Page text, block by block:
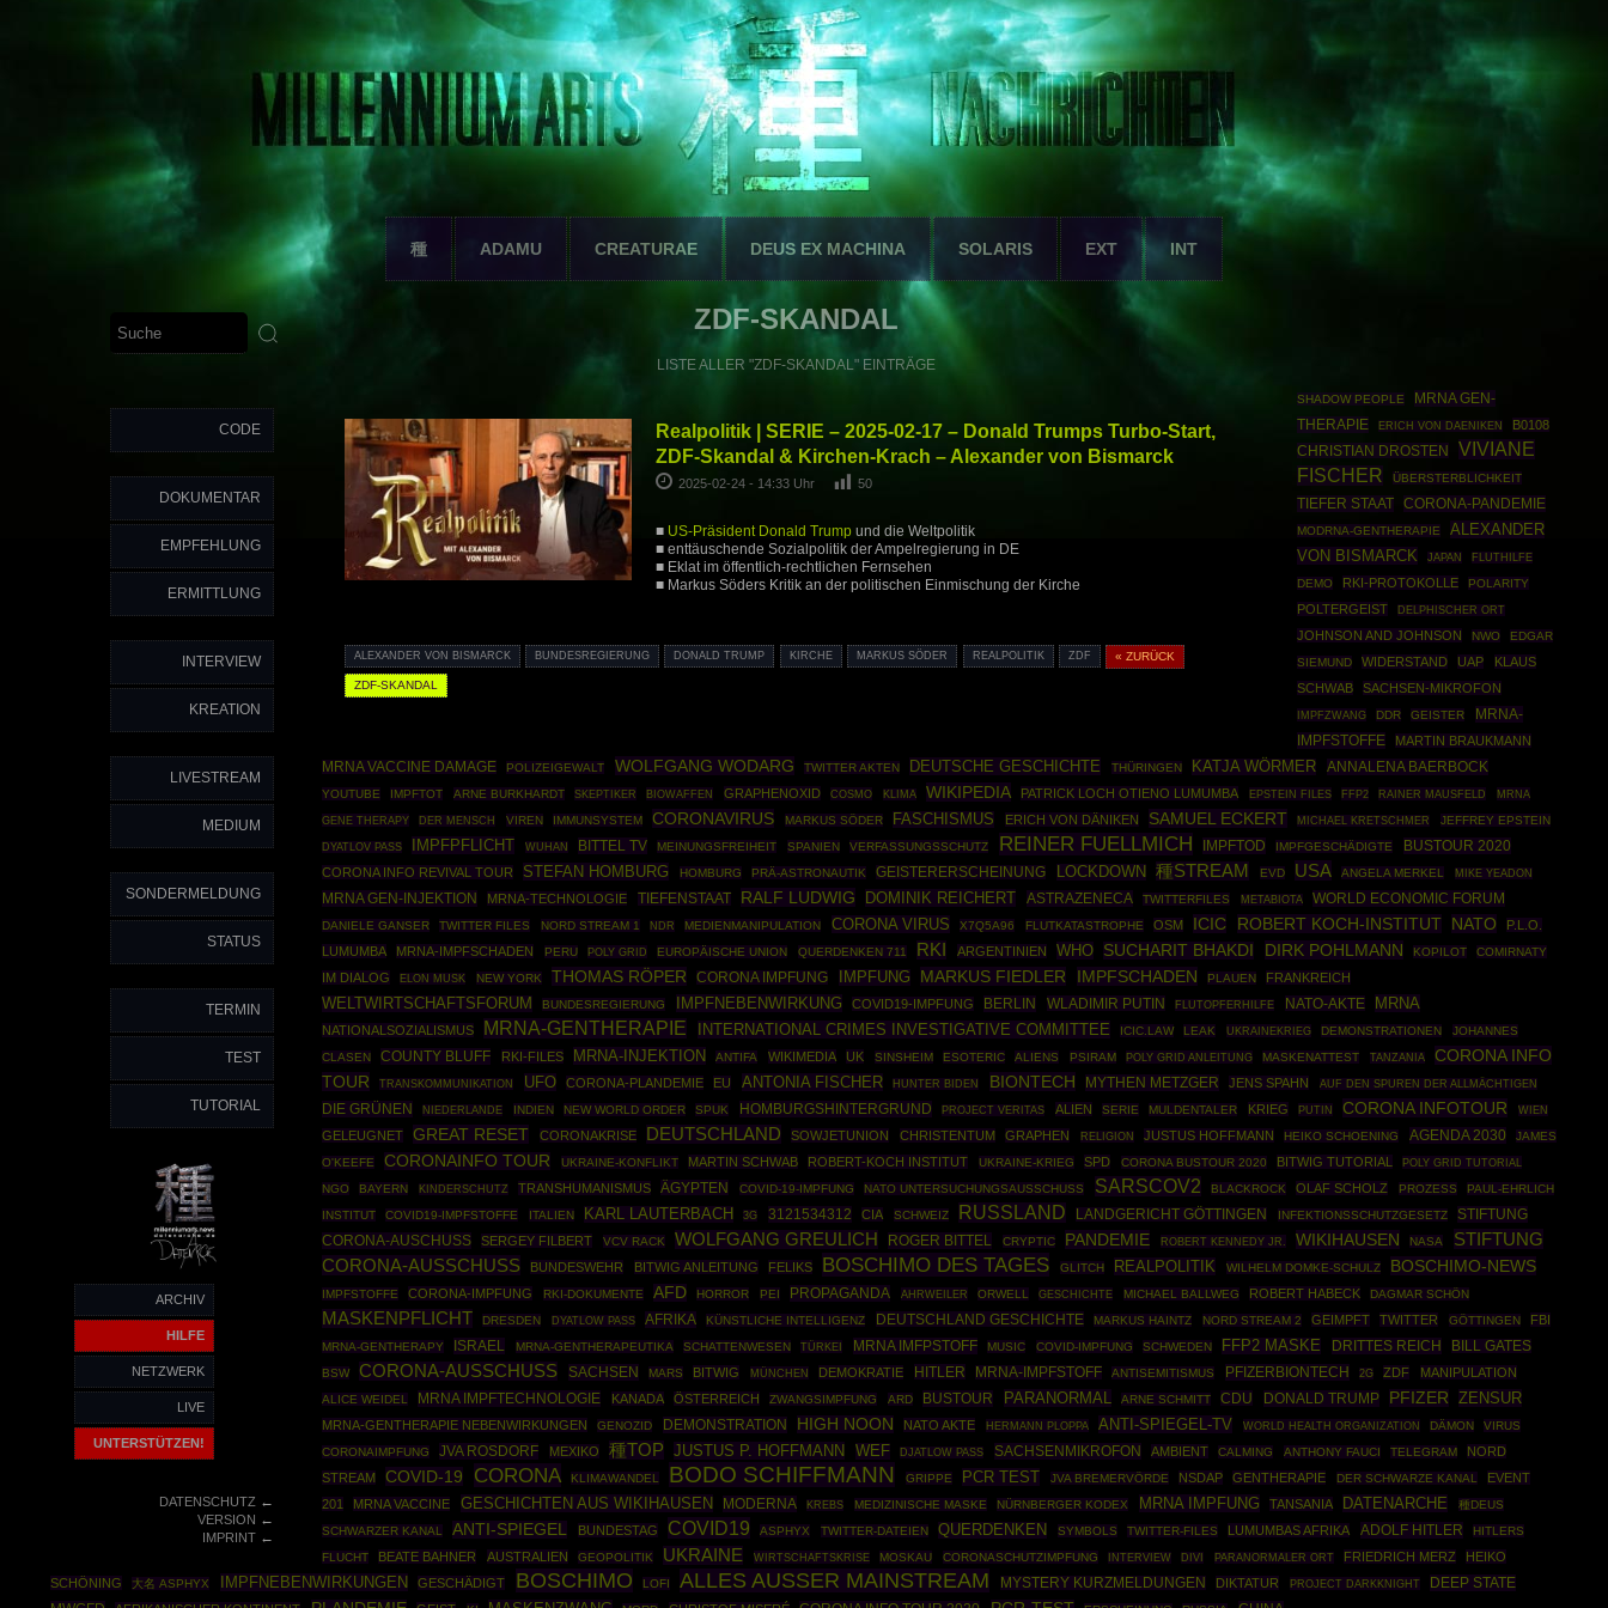
種 ADAMU CREATURAE DEUS EX MACHINA SOLARIS EXT INT
CODE
DOKUMENTAR
EMPFEHLUNG
ERMITTLUNG
INTERVIEW
KREATION
LIVESTREAM
MEDIUM
SONDERMELDUNG
STATUS
TERMIN
TEST
TUTORIAL
ARCHIV
HILFE
NETZWERK
LIVE
UNTERSTÜTZEN!
DATENSCHUTZ←
VERSION ←
IMPRINT←
ZDF-SKANDAL
LISTE ALLER "ZDF-SKANDAL" EINTRÄGE
Realpolitik | SERIE – 2025-02-17 – Donald Trumps Turbo-Start,
ZDF-Skandal & Kirchen-Krach – Alexander von Bismarck
2025-02-24 - 14:33 Uhr 50
■ US-Präsident Donald Trumpund die Weltpolitik
■ enttäuschende Sozialpolitik der Ampelregierung in DE
■ Eklat im öffentlich-rechtlichen Fernsehen
■ Markus Söders Kritik an der politischen Einmischung der Kirche
ALEXANDER VON BISMARCK BUNDESREGIERUNG DONALD TRUMP KIRCHE MARKUS SÖDER REALPOLITIK ZDF « ZURÜCK
ZDF-SKANDAL
SHADOW PEOPLE
MRNA GEN-
THERAPIE
ERICH VON DAENIKEN B0108
CHRISTIAN DROSTEN
VIVIANE
FISCHER
ÜBERSTERBLICHKEIT
TIEFER STAAT CORONA-PANDEMIE
MODRNA-GENTHERAPIE
ALEXANDER
VON BISMARCK
JAPAN FLUTHILFE
DEMO RKI-PROTOKOLLE POLARITY
POLTERGEIST DELPHISCHER ORT
JOHNSON AND JOHNSON NWO
EDGAR
SIEMUND
WIDERSTAND UAP
KLAUS
SCHWAB
SACHSEN-MIKROFON
IMPFZWANG DDR GEISTER
MRNA-
IMPFSTOFFE
MARTIN BRAUKMANN
MRNA VACCINE DAMAGE
POLIZEIGEWALT WOLFGANG WODARG TWITTER AKTEN DEUTSCHE GESCHICHTE THÜRINGEN KATJA WÖRMER ANNALENA BAERBOCK
YOUTUBE IMPFTOT ARNE BURKHARDT SKEPTIKER BIOWAFFEN GRAPHENOXID COSMO KLIMA WIKIPEDIA PATRICK LOCH OTIENO LUMUMBA EPSTEIN FILES FFP2 RAINER MAUSFELD
MRNA
GENE THERAPY
DER MENSCH VIREN IMMUNSYSTEM CORONAVIRUS MARKUS SÖDER FASCHISMUS ERICH VON DÄNIKEN SAMUEL ECKERT MICHAEL KRETSCHMER JEFFREY EPSTEIN
DYATLOV PASS IMPFPFLICHT WUHAN BITTEL TV MEINUNGSFREIHEIT SPANIEN VERFASSUNGSSCHUTZ REINER FUELLMICH IMPFTOD IMPFGESCHÄDIGTE BUSTOUR 2020
CORONA INFO REVIVAL TOUR STEFAN HOMBURG HOMBURG PRÄ-ASTRONAUTIK GEISTERERSCHEINUNG LOCKDOWN 種STREAM EVD USA ANGELA MERKEL MIKE YEADON
MRNA GEN-INJEKTION MRNA-TECHNOLOGIE TIEFENSTAAT RALF LUDWIG DOMINIK REICHERT ASTRAZENECA TWITTERFILES METABIOTA WORLD ECONOMIC FORUM
DANIELE GANSER TWITTER FILES NORD STREAM 1 NDR MEDIENMANIPULATION CORONA VIRUS X7Q5A96 FLUTKATASTROPHE OSM ICIC ROBERT KOCH-INSTITUT NATO
P.L.O.
LUMUMBA
MRNA-IMPFSCHADEN PERU POLY GRID EUROPÄISCHE UNION QUERDENKEN 711 RKI ARGENTINIEN WHO SUCHARIT BHAKDI DIRK POHLMANN KOPILOT COMIRNATY
IM DIALOG ELON MUSK NEW YORK THOMAS RÖPER CORONA IMPFUNG IMPFUNG MARKUS FIEDLER IMPFSCHADEN PLAUEN FRANKREICH
WELTWIRTSCHAFTSFORUM BUNDESREGIERUNG IMPFNEBENWIRKUNG COVID19-IMPFUNG BERLIN WLADIMIR PUTIN FLUTOPFERHILFE NATO-AKTE MRNA
NATIONALSOZIALISMUS MRNA-GENTHERAPIE INTERNATIONAL CRIMES INVESTIGATIVE COMMITTEE ICIC.LAW LEAK UKRAINEKRIEG DEMONSTRATIONEN
JOHANNES
CLASEN
COUNTY BLUFF RKI-FILES MRNA-INJEKTION ANTIFA WIKIMEDIA UK SINSHEIM ESOTERIC ALIENS PSIRAM POLY GRID ANLEITUNG MASKENATTEST TANZANIA
CORONA INFO
TOUR
TRANSKOMMUNIKATION UFO CORONA-PLANDEMIE EU ANTONIA FISCHER HUNTER BIDEN BIONTECH MYTHEN METZGER JENS SPAHN AUF DEN SPUREN DER ALLMÄCHTIGEN
DIE GRÜNEN NIEDERLANDE INDIEN NEW WORLD ORDER SPUK HOMBURGSHINTERGRUND PROJECT VERITAS ALIEN SERIE MULDENTALER KRIEG PUTIN CORONA INFOTOUR WIEN
GELEUGNET GREAT RESET CORONAKRISE DEUTSCHLAND SOWJETUNION CHRISTENTUM GRAPHEN RELIGION JUSTUS HOFFMANN HEIKO SCHOENING AGENDA 2030
JAMES
O'KEEFE
CORONAINFO TOUR UKRAINE-KONFLIKT MARTIN SCHWAB ROBERT-KOCH INSTITUT UKRAINE-KRIEG SPD CORONA BUSTOUR 2020 BITWIG TUTORIAL
POLY GRID TUTORIAL
NGO
BAYERN KINDERSCHUTZ TRANSHUMANISMUS ÄGYPTEN COVID-19-IMPFUNG NATO UNTERSUCHUNGSAUSSCHUSS SARSCOV2 BLACKROCK OLAF SCHOLZ PROZESS
PAUL-EHRLICH
INSTITUT
COVID19-IMPFSTOFFE ITALIEN KARL LAUTERBACH 3G 3121534312 CIA SCHWEIZ RUSSLAND LANDGERICHT GÖTTINGEN INFEKTIONSSCHUTZGESETZ
STIFTUNG
CORONA-AUSCHUSS
SERGEY FILBERT VCV RACK WOLFGANG GREULICH ROGER BITTEL CRYPTIC PANDEMIE ROBERT KENNEDY JR. WIKIHAUSEN NASA
STIFTUNG
CORONA-AUSSCHUSS
BUNDESWEHR BITWIG ANLEITUNG FELIKS BOSCHIMO DES TAGES GLITCH REALPOLITIK WILHELM DOMKE-SCHULZ BOSCHIMO-NEWS
IMPFSTOFFE CORONA-IMPFUNG RKI-DOKUMENTE AFD HORROR PEI PROPAGANDA AHRWEILER ORWELL GESCHICHTE MICHAEL BALLWEG ROBERT HABECK DAGMAR SCHÖN
MASKENPFLICHT DRESDEN DYATLOW PASS AFRIKA KÜNSTLICHE INTELLIGENZ DEUTSCHLAND GESCHICHTE MARKUS HAINTZ NORD STREAM 2 GEIMPFT TWITTER GÖTTINGEN FBI
MRNA-GENTHERAPY ISRAEL MRNA-GENTHERAPEUTIKA SCHATTENWESEN TÜRKEI MRNA IMFPSTOFF MUSIC COVID-IMPFUNG SCHWEDEN FFP2 MASKE DRITTES REICH BILL GATES
BSW CORONA-AUSSCHUSS SACHSEN MARS BITWIG MÜNCHEN DEMOKRATIE HITLER MRNA-IMPFSTOFF ANTISEMITISMUS PFIZERBIONTECH 2G ZDF MANIPULATION
ALICE WEIDEL MRNA IMPFTECHNOLOGIE KANADA ÖSTERREICH ZWANGSIMPFUNG ARD BUSTOUR PARANORMAL ARNE SCHMITT CDU DONALD TRUMP PFIZER ZENSUR
MRNA-GENTHERAPIE NEBENWIRKUNGEN GENOZID DEMONSTRATION HIGH NOON NATO AKTE HERMANN PLOPPA ANTI-SPIEGEL-TV WORLD HEALTH ORGANIZATION DÄMON
VIRUS
CORONAIMPFUNG
JVA ROSDORF MEXIKO 種TOP JUSTUS P. HOFFMANN WEF DJATLOW PASS SACHSENMIKROFON AMBIENT CALMING ANTHONY FAUCI TELEGRAM
NORD
STREAM
COVID-19 CORONA KLIMAWANDEL BODO SCHIFFMANN GRIPPE PCR TEST JVA BREMERVÖRDE NSDAP GENTHERAPIE DER SCHWARZE KANAL
EVENT
201
MRNA VACCINE GESCHICHTEN AUS WIKIHAUSEN MODERNA KREBS MEDIZINISCHE MASKE NÜRNBERGER KODEX MRNA IMPFUNG TANSANIA DATENARCHE
種DEUS
SCHWARZER KANAL
ANTI-SPIEGEL BUNDESTAG COVID19 ASPHYX TWITTER-DATEIEN QUERDENKEN SYMBOLS TWITTER-FILES LUMUMBAS AFRIKA ADOLF HITLER
HITLERS
FLUCHT
BEATE BAHNER AUSTRALIEN GEOPOLITIK UKRAINE WIRTSCHAFTSKRISE MOSKAU CORONASCHUTZIMPFUNG INTERVIEW DIVI PARANORMALER ORT FRIEDRICH MERZ
HEIKO
SCHÖNING
大名 ASPHYX IMPFNEBENWIRKUNGEN GESCHÄDIGT BOSCHIMO LOFI ALLES AUSSER MAINSTREAM MYSTERY KURZMELDUNGEN DIKTATUR PROJECT DARKKNIGHT
DEEP STATE